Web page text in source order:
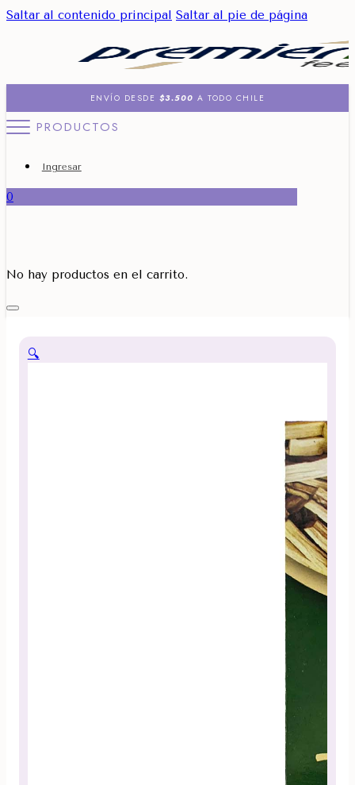
Saltar al contenido principal Saltar al pie de página
ENVÍO DESDE $3.500 A TODO CHILE
PRODUCTOS
Ingresar
0
No hay productos en el carrito.
🔍